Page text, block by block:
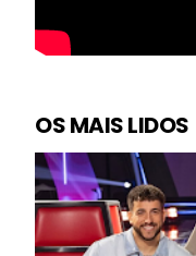
OS MAIS LIDOS